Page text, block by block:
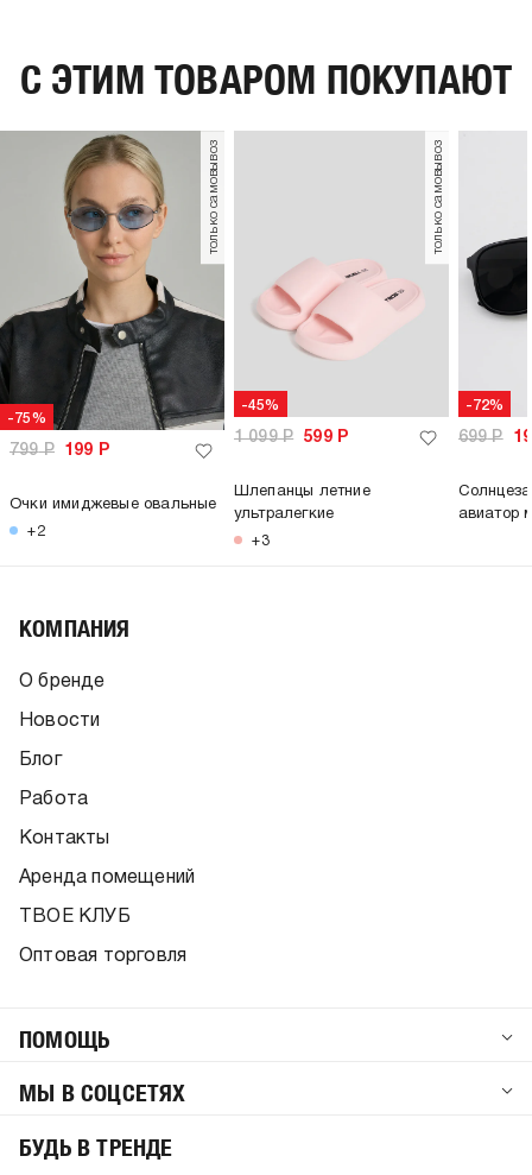
C ЭТИМ ТОВАРОМ ПОКУПАЮТ
-75%
только самовывоз
799Р 199 Р
Очки имиджевые овальные
+2
-45%
только самовывоз
1 099Р 599Р
Шлепанцы летние
ультралегкие
+3
-72%
699Р
авиатор
КОМПАНИЯ
О бренде
Новости
Блог
Работа
Контакты
Аренда помещений
ТВОЕ КЛУБ
Оптовая торговля
ПОМОЩЬ
МЫ В СОЦСЕТЯХ
БУДЬ В ТРЕНДЕ